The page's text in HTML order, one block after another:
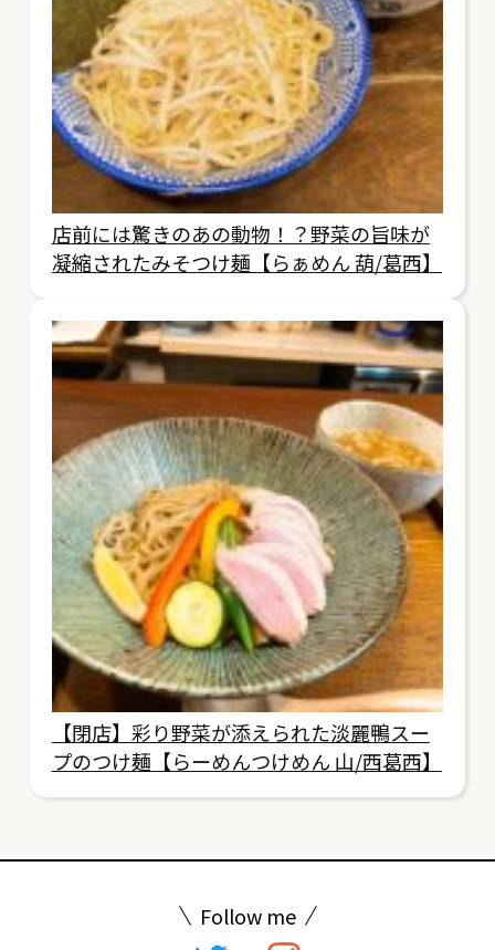
店前には驚きのあの動物！？野菜の旨味が
凝縮されたみそつけ麺【らぁめん 葫/葛西】
【閉店】彩り野菜が添えられた淡麗鴨スー
プのつけ麺【らーめんつけめん 山/西葛西】
Follow me